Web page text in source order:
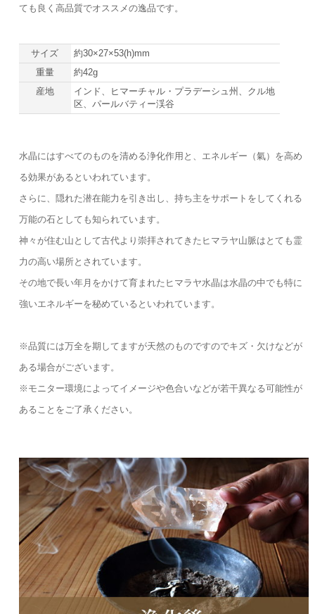
ても良く高品質でオススメの逸品です。
サイズ
約30×27×53(h)mm
重量
約42g
産地
インド、ヒマーチャル・プラデーシュ州、クル地
区、パールバティー渓谷
水晶にはすべてのものを清める浄化作用と、エネルギー（氣）を高め
る効果があるといわれています。
さらに、隠れた潜在能力を引き出し、持ち主をサポートをしてくれる
万能の石としても知られています。
神々が住む山として古代より崇拝されてきたヒマラヤ山脈はとても霊
力の高い場所とされています。
その地で長い年月をかけて育まれたヒマラヤ水晶は水晶の中でも特に
強いエネルギーを秘めているといわれています。
※品質には万全を期してますが天然のものですのでキズ・欠けなどが
ある場合がございます。
※モニター環境によってイメージや色合いなどが若干異なる可能性が
あることをご了承ください。